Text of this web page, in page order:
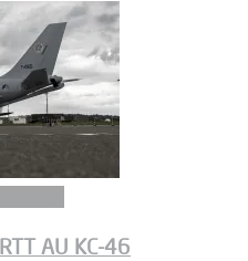
AU KC-46